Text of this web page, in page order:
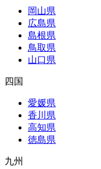
岡山県
広島県
島根県
鳥取県
山口県
四国
愛媛県
香川県
高知県
徳島県
九州